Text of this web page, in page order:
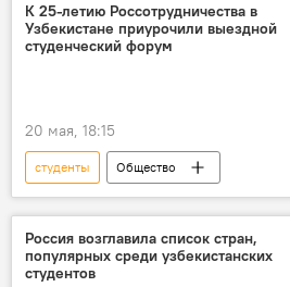
К 25-летию Россотрудничества в
Узбекистане приурочили выездной
студенческий форум
20 мая, 18:15
студенты
Общество
Россотрудничество в Узбекистане
Россия возглавила список стран,
популярных среди узбекистанских
студентов